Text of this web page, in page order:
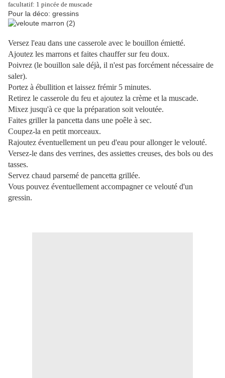
facultatif: 1 pincée de muscade
Pour la déco: gressins
Versez l'eau dans une casserole avec le bouillon émietté.
Ajoutez les marrons et faites chauffer sur feu doux.
Poivrez (le bouillon sale déjà, il n'est pas forcément nécessaire de
saler).
Portez à ébullition et laissez frémir 5 minutes.
Retirez le casserole du feu et ajoutez la crème et la muscade.
Mixez jusqu'à ce que la préparation soit veloutée.
Faites griller la pancetta dans une poêle à sec.
Coupez-la en petit morceaux.
Rajoutez éventuellement un peu d'eau pour allonger le velouté.
Versez-le dans des verrines, des assiettes creuses, des bols ou des
tasses.
Servez chaud parsemé de pancetta grillée.
Vous pouvez éventuellement accompagner ce velouté d'un
gressin.